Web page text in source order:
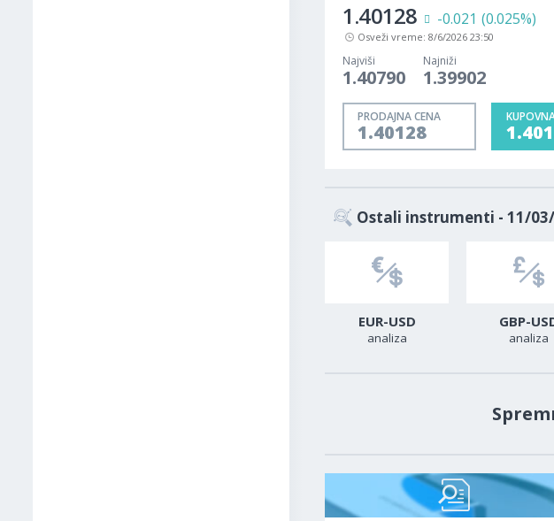
1.40128 -0.021 (0.025%)
Osveži vreme: 8/6/2026 23:50
Najviši
1.40790
Najniži
1.39902
PRODAJNA CENA
1.40128
Ostali instrumenti - 11/
EUR-USD
analiza
GBP-
analiza